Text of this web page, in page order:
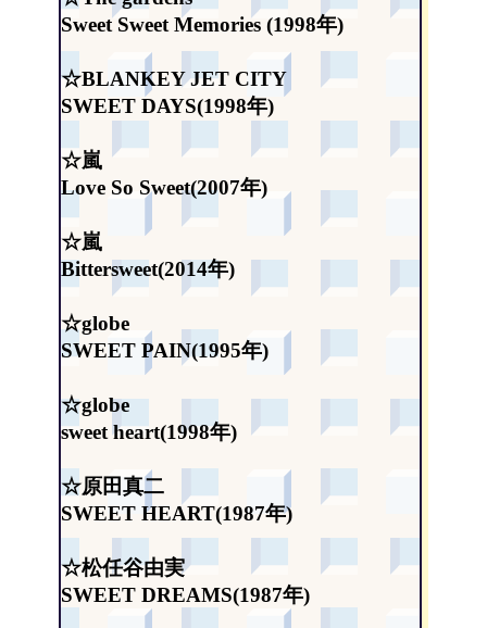
Sweet Sweet Memories (1998年)
☆BLANKEY JET CITY
SWEET DAYS(1998年)
☆嵐
Love So Sweet(2007年)
☆嵐
Bittersweet(2014年)
☆globe
SWEET PAIN(1995年)
☆globe
sweet heart(1998年)
☆原田真二
SWEET HEART(1987年)
☆松任谷由実
SWEET DREAMS(1987年)